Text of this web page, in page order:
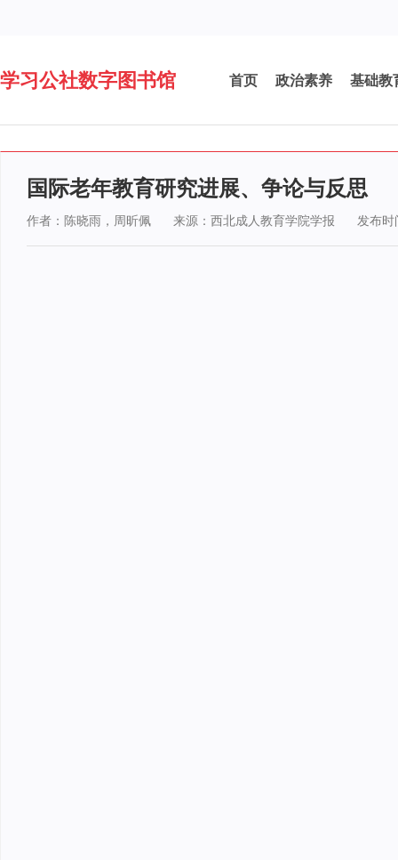
学习公社数字图书馆 首页 政治素养 基础教
国际老年教育研究进展、争论与反思
作者：陈晓雨，周昕佩 来源：西北成人教育学院学报 发布